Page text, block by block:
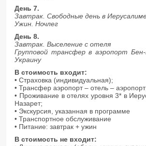
День 7.
Завтрак. Свободные день в
Ужин. Ночлег
День 8.
Завтрак. Выселение с отеля
Групповой трансфер в аэропорт
Украину
В стоимость входит:
• Страховка (индивидуальная);
• Трансфер аэропорт – отель –
• Проживание в отелях уровня 3* в
Назарет;
• Экскурсия, указанная в программе
• Транспортное обслуживание
• Питание: завтрак + ужин
В стоимость не входит: